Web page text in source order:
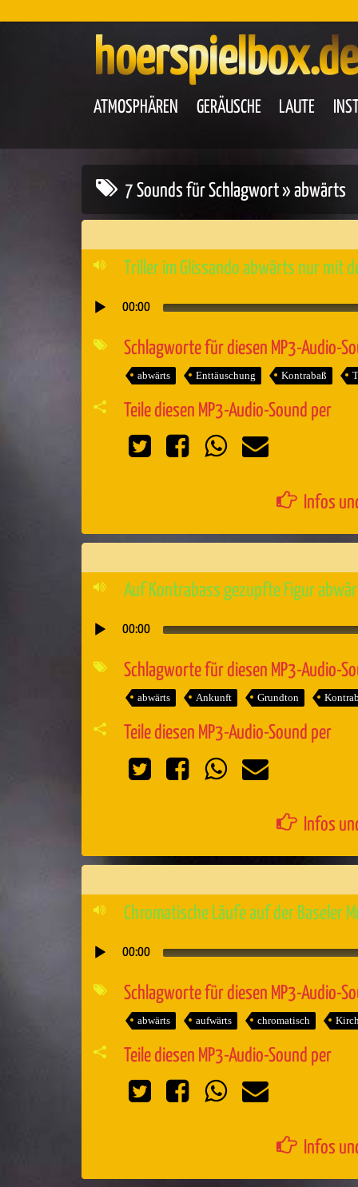
hoerspielbox.de
ATMOSPHÄREN GERÄUSCHE LAUTE
7 Sounds für Schlagwort » abwärts
Triller im Glissando abwärts nur mit
Audio-
Player
00:00
Schlagworte für diesen MP3-Audio-
abwärts Enttäuschung Kontrabaß
Teile diesen MP3-Audio-Sound per
Infos
Auf Kontrabass gezupfte Figur
Audio-
Player
00:00
Schlagworte für diesen MP3-Audio-
abwärts Ankunft Grundton
Teile diesen MP3-Audio-Sound per
Infos
Chromatische Läufe auf der Baseler
Audio-
Player
00:00
Schlagworte für diesen MP3-Audio-
abwärts aufwärts chromatisch
Teile diesen MP3-Audio-Sound per
Infos